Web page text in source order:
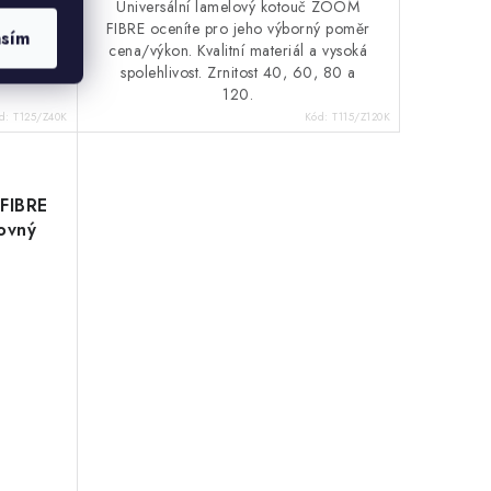
a
T125/Z40K
Universální lamelový kotouč ZOOM
FIBRE oceníte pro jeho výborný poměr
cena/výkon. Kvalitní materiál a vysoká
spolehlivost. Zrnitost 40, 60, 80 a
120.
Kód: T115/Z120K